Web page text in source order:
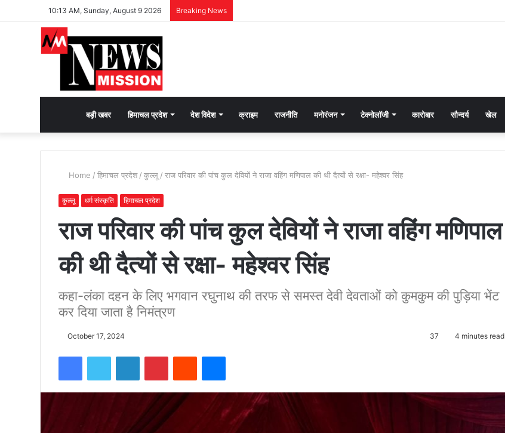
10:13 AM, Sunday, August 9 2026 Breaking News
भक्ति
भावना
जगाने
को
बड़ी खबर हिमाचल प्रदेश देश विदेश क्राइम राजनीति मनोरंजन टेक्नोलॉजी कारोबार सौन्दर्य खेल
Home / हिमाचल प्रदेश / कुल्लू / राज परिवार की पांच कुल देवियों ने राजा वहिंग मणिपाल की थी दैत्यों से रक्षा- महेश्वर सिंह
कुल्लू धर्म संस्कृति हिमाचल प्रदेश
राज परिवार की पांच कुल देवियों ने राजा वहिंग मणिपाल
की थी दैत्यों से रक्षा- महेश्वर सिंह
कहा-लंका दहन के लिए भगवान रघुनाथ की तरफ से समस्त देवी देवताओं को कुमकुम की पुड़िया भेंट
कर दिया जाता है निमंत्रण
October 17, 2024 37 4 minutes read